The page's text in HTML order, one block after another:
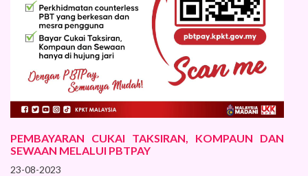
PEMBAYARAN CUKAI TAKSIRAN, KOMPAUN DAN
SEWAAN MELALUI PBTPAY
23-08-2023